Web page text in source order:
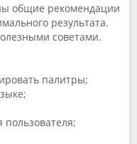
общие рекомендации
результата.
советами.
палитры;